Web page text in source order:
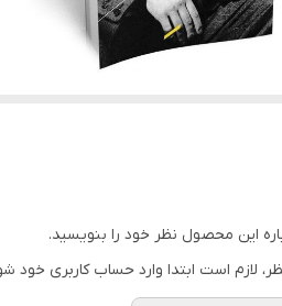
این محصول نظر خود را بنویسید.
لازم است ابتدا وارد حساب کاربری خود